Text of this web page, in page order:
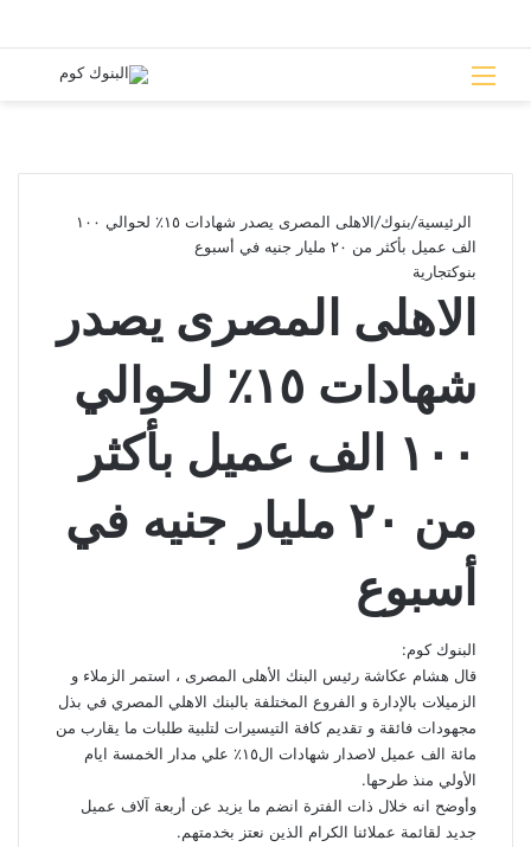
القائمة
الرئيسية/بنوك/
الاهلى المصرى يصدر شهادات ١٥٪؜ لحوالي ١٠٠
الف عميل بأكثر من ٢٠ مليار جنيه في أسبوع
بنوكتجارية
الاهلى المصرى يصدر
شهادات ١٥٪؜ لحوالي
١٠٠ الف عميل بأكثر
من ٢٠ مليار جنيه في
أسبوع
البنوك كوم:
قال هشام عكاشة رئيس البنك الأهلى المصرى ، استمر الزملاء و
الزميلات بالإدارة و الفروع المختلفة بالبنك الاهلي المصري في بذل
مجهودات فائقة و تقديم كافة التيسيرات لتلبية طلبات ما يقارب من
مائة الف عميل لاصدار شهادات ال١٥٪؜ علي مدار الخمسة ايام
الأولي منذ طرحها.
وأوضح انه خلال ذات الفترة انضم ما يزيد عن أربعة آلاف عميل
جديد لقائمة عملائنا الكرام الذين نعتز بخدمتهم.